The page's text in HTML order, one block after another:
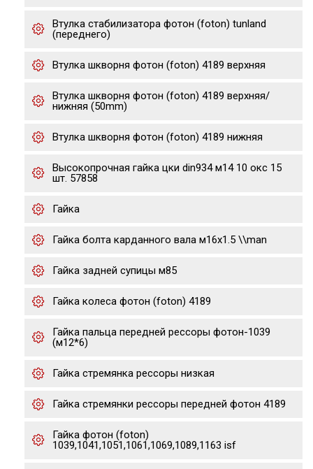
Втулка стабилизатора фотон (foton) tunland
(переднего)
Втулка шкворня фотон (foton) 4189 верхняя
Втулка шкворня фотон (foton) 4189 верхняя/
нижняя (50mm)
Втулка шкворня фотон (foton) 4189 нижняя
Высокопрочная гайка цки din934 м14 10 окс 15
шт. 57858
Гайка
Гайка болта карданного вала м16x1.5 \\man
Гайка задней супицы м85
Гайка колеса фотон (foton) 4189
Гайка пальца передней рессоры фотон-1039
(м12*6)
Гайка стремянка рессоры низкая
Гайка стремянки рессоры передней фотон 4189
Гайка фотон (foton)
1039,1041,1051,1061,1069,1089,1163 isf